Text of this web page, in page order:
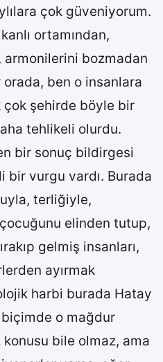
çok güveniyorum.
ortamından,
armonilerini bozmadan
orada, ben o insanlara
çok şehirde böyle bir
tehlikeli olurdu.
bir sonuç bildirgesi
bir vurgu vardı. Burada
terliğiyle,
elinden tutup,
gelmiş insanları,
ayırmak
harbi burada Hatay
o mağdur
konusu bile olmaz, ama